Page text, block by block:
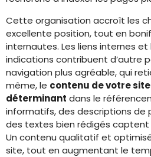
Cette organisation accroît les
excellente position, tout en
internautes. Les liens internes et
indications contribuent d’autre
navigation plus agréable, qui
même, le contenu de votre
déterminant dans le
informatifs, des descriptions
des textes bien rédigés captent
Un contenu qualitatif et
site, tout en augmentant le